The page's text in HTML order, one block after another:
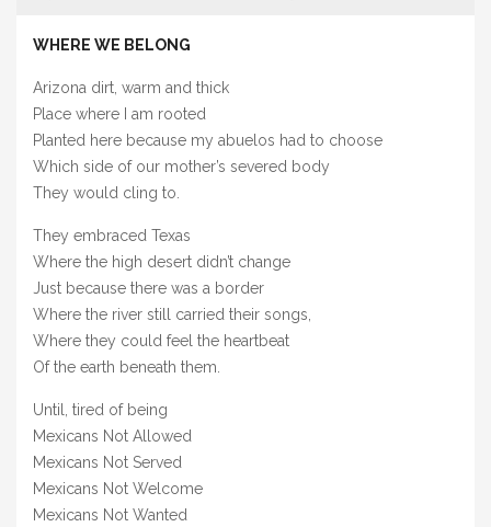
WHERE WE BELONG
Arizona dirt, warm and thick
Place where I am rooted
Planted here because my abuelos had to choose
Which side of our mother’s severed body
They would cling to.
They embraced Texas
Where the high desert didn’t change
Just because there was a border
Where the river still carried their songs,
Where they could feel the heartbeat
Of the earth beneath them.
Until, tired of being
Mexicans Not Allowed
Mexicans Not Served
Mexicans Not Welcome
Mexicans Not Wanted